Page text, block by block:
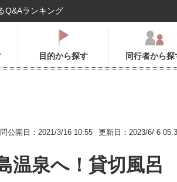
Q&Aランキング
目的から探す 同行者から探
公開日：2021/3/16 10:55 更新日：2023/6/ 6
温泉へ！貸切風呂